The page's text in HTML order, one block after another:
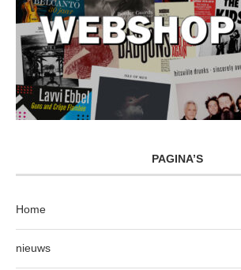
PAGINA’S
Home
nieuws